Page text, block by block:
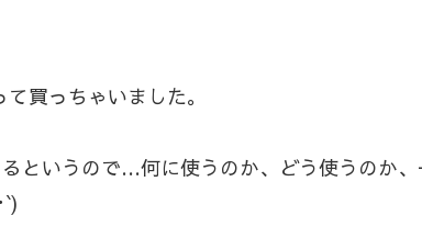
買っちゃいました。
というので…何に使うのか、どう使うのか